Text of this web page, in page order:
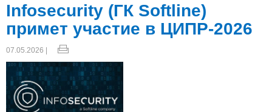
Infosecurity (ГК Softline)
примет участие в ЦИПР-2026
07.05.2026 |